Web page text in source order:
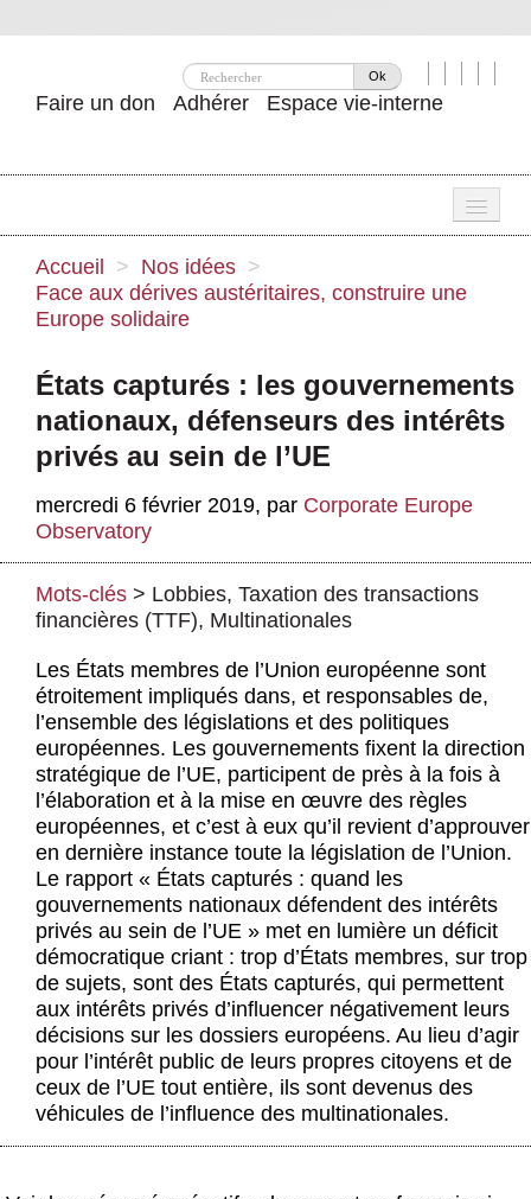
Ok
Faire un don Adhérer Espace vie-interne
Attac ?
Se mobiliser
Publications
Agenda
Actus et médias
Boutique
Accueil > Nos idées >
Face aux dérives austéritaires, construire une
Europe solidaire
États capturés : les gouvernements
nationaux, défenseurs des intérêts
privés au sein de l’UE
mercredi 6 février 2019, par Corporate Europe
Observatory
Mots-clés > Lobbies, Taxation des transactions
financières (TTF), Multinationales
Les États membres de l’Union européenne sont
étroitement impliqués dans, et responsables de,
l’ensemble des législations et des politiques
européennes. Les gouvernements fixent la direction
stratégique de l’UE, participent de près à la fois à
l’élaboration et à la mise en œuvre des règles
européennes, et c’est à eux qu’il revient d’approuver
en dernière instance toute la législation de l’Union.
Le rapport « États capturés : quand les
gouvernements nationaux défendent des intérêts
privés au sein de l’UE » met en lumière un déficit
démocratique criant : trop d’États membres, sur trop
de sujets, sont des États capturés, qui permettent
aux intérêts privés d’influencer négativement leurs
décisions sur les dossiers européens. Au lieu d’agir
pour l’intérêt public de leurs propres citoyens et de
ceux de l’UE tout entière, ils sont devenus des
véhicules de l’influence des multinationales.